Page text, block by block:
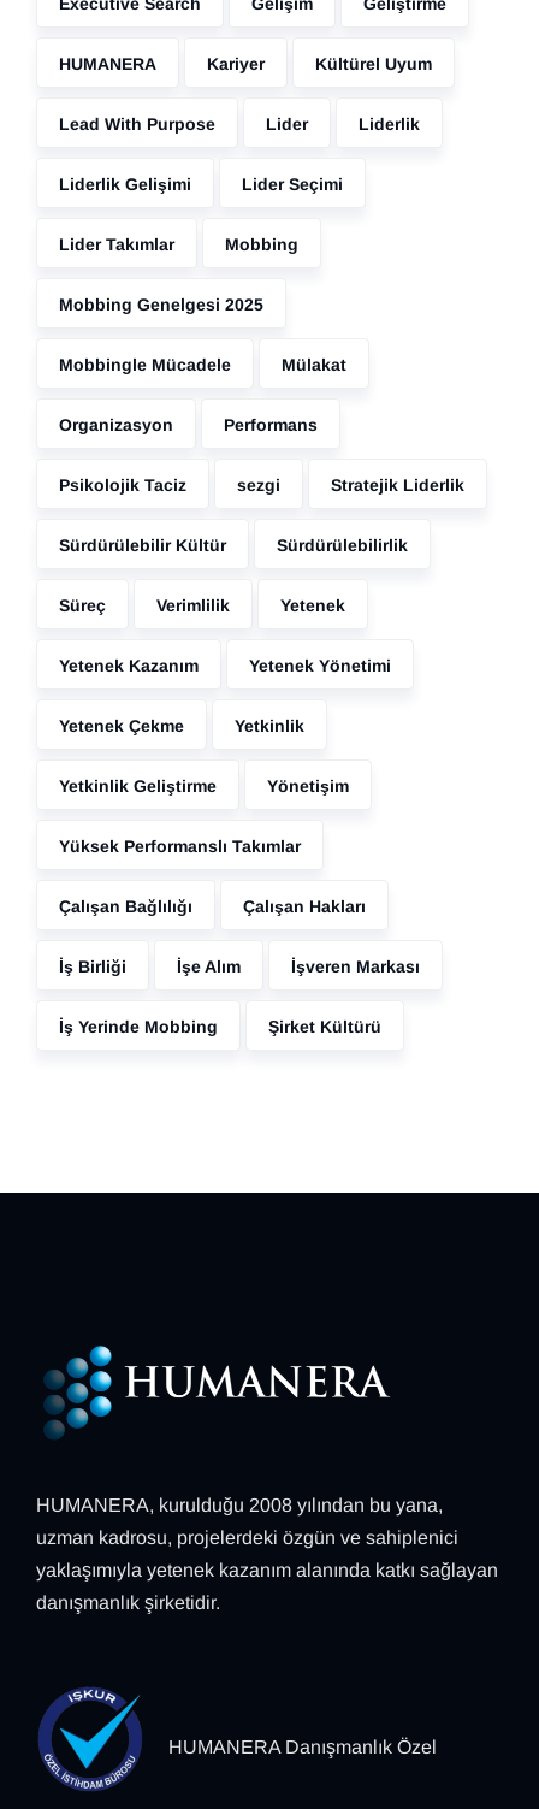
Executive Search Gelişim Geliştirme
HUMANERA Kariyer Kültürel Uyum
Lead With Purpose Lider Liderlik
Liderlik Gelişimi Lider Seçimi
Lider Takımlar Mobbing
Mobbing Genelgesi 2025
Mobbingle Mücadele Mülakat
Organizasyon Performans
Psikolojik Taciz sezgi Stratejik Liderlik
Sürdürülebilir Kültür Sürdürülebilirlik
Süreç Verimlilik Yetenek
Yetenek Kazanım Yetenek Yönetimi
Yetenek Çekme Yetkinlik
Yetkinlik Geliştirme Yönetişim
Yüksek Performanslı Takımlar
Çalışan Bağlılığı Çalışan Hakları
İş Birliği İşe Alım İşveren Markası
İş Yerinde Mobbing Şirket Kültürü
HUMANERA, kurulduğu 2008 yılından bu yana,
uzman kadrosu, projelerdeki özgün ve sahiplenici
yaklaşımıyla yetenek kazanım alanında katkı sağlayan
danışmanlık şirketidir.
HUMANERA Danışmanlık Özel